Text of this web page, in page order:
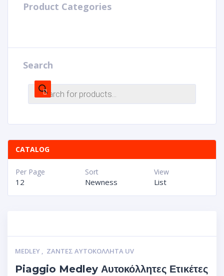
Product Categories
Search
CATALOG
View
List
Sort
Newness
Per Page
12
MEDLEY , ΖΆΝΤΕΣ ΑΥΤΟΚΌΛΛΗΤΑ UV
Piaggio Medley Αυτοκόλλητες Ετικέτες